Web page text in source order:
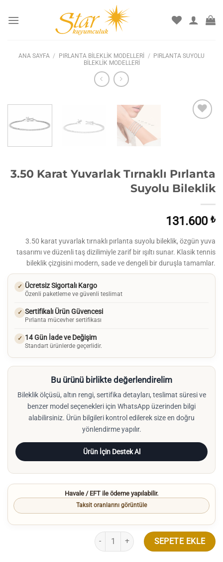
atla
ANA SAYFA / PIRLANTA BILEKLIK MODELLERI /
PIRLANTA SUYOLU
BILEKLIK MODELLERI
3.50 Karat Yuvarlak Tırnaklı Pırlanta
Suyolu Bileklik
131.600 ₺
3.50 karat yuvarlak tırnaklı pırlanta suyolu bileklik, özgün yuva
tasarımı ve düzenli taş dizilimiyle zarif bir ışıltı sunar. Klasik tennis
bileklik çizgisini modern, sade ve dengeli bir duruşla tamamlar.
✓ Ücretsiz Sigortalı Kargo
Özenli paketleme ve güvenli teslimat
✓ Sertifikalı Ürün Güvencesi
Pırlanta mücevher sertifikası
✓ 14 Gün İade ve Değişim
Standart ürünlerde geçerlidir.
Bu ürünü birlikte değerlendirelim
Bileklik ölçüsü, altın rengi, sertifika detayları, teslimat süresi ve
benzer model seçenekleri için WhatsApp üzerinden bilgi
alabilirsiniz. Ürün bilgileri kontrol edilerek size en doğru
yönlendirme yapılır.
Ürün İçin Destek Al
Havale / EFT ile ödeme yapılabilir.
Taksit oranlarını görüntüle
3.50 Karat Yuvarlak Tırnaklı Pırlanta
SEPETE EKLE